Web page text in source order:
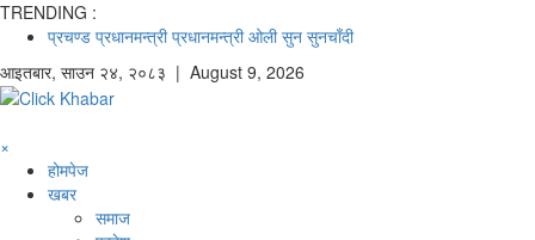
TRENDING :
प्रचण्ड प्रधानमन्त्री प्रधानमन्त्री ओली सुन सुनचाँदी
आइतबार, साउन २४, २०८३ | August 9, 2026
×
होमपेज
खबर
समाज